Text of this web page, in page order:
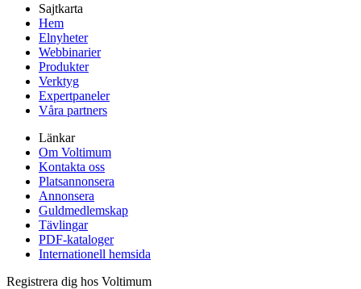
Sajtkarta
Hem
Elnyheter
Webbinarier
Produkter
Verktyg
Expertpaneler
Våra partners
Länkar
Om Voltimum
Kontakta oss
Platsannonsera
Annonsera
Guldmedlemskap
Tävlingar
PDF-kataloger
Internationell hemsida
Registrera dig hos Voltimum